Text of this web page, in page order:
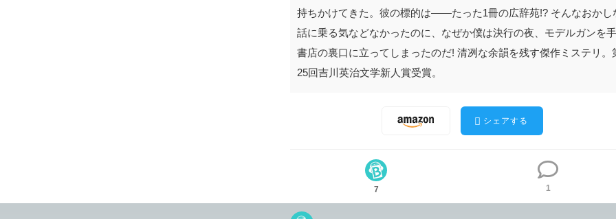
持ちかけてきた。彼の標的は――たった1冊の広辞苑!? そんなおかし
話に乗る気などなかったのに、なぜか僕は決行の夜、モデルガンを
書店の裏口に立ってしまったのだ! 清冽な余韻を残す傑作ミステリ。
25回吉川英治文学新人賞受賞。
シェアする
7 1